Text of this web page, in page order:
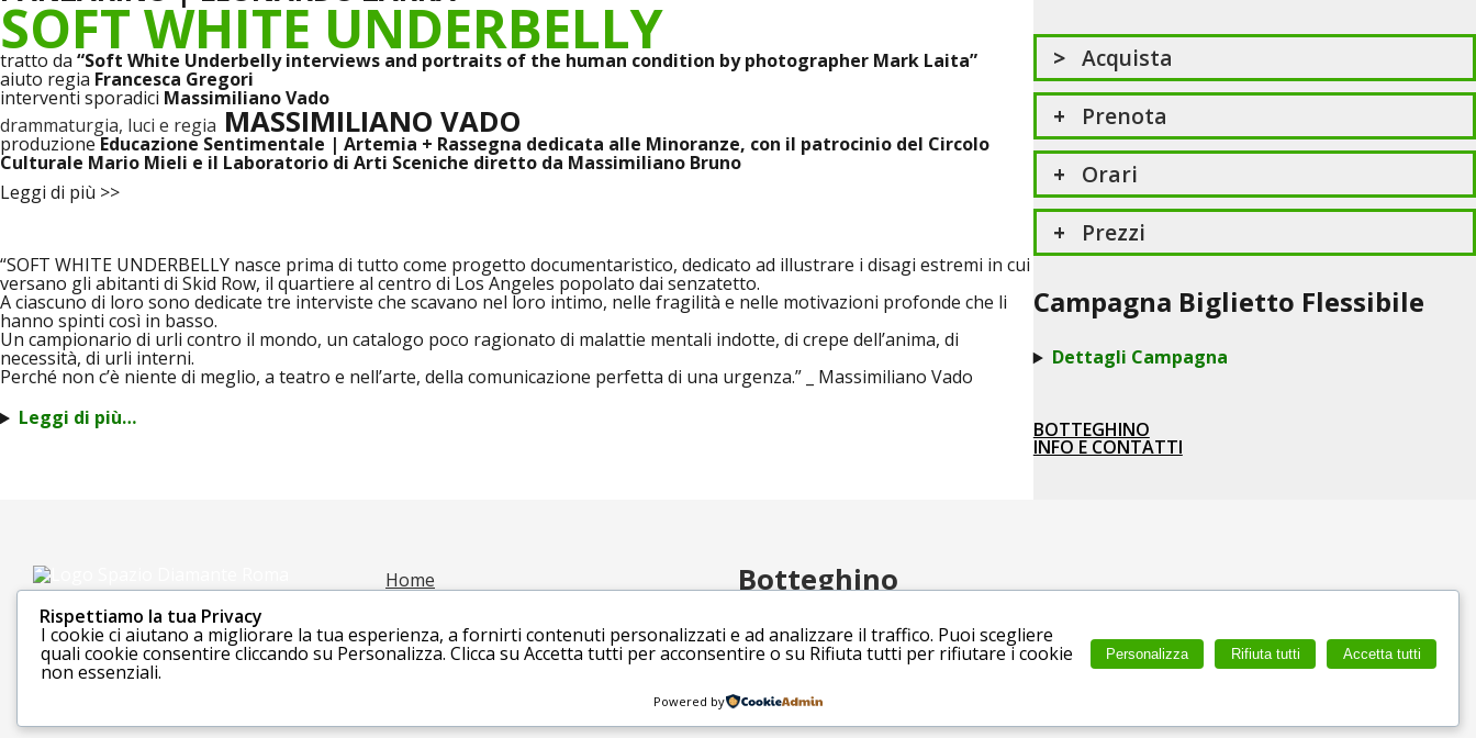
SOFT WHITE UNDERBELLY
tratto da “Soft White Underbelly interviews and portraits of the human condition by photographer Mark Laita”
aiuto regia Francesca Gregori
interventi sporadici Massimiliano Vado
drammaturgia, luci e regia MASSIMILIANO VADO
produzioneEducazione Sentimentale | Artemia + Rassegna dedicata alle Minoranze, con il patrocinio del Circolo
Culturale Mario Mieli e il Laboratorio di Arti Sceniche diretto da Massimiliano Bruno
Leggi di più >>
“SOFT WHITE UNDERBELLY nasce prima di tutto come progetto documentaristico, dedicato ad illustrare i disagi estremi in cui
versano gli abitanti di Skid Row, il quartiere al centro di Los Angeles popolato dai senzatetto.
A ciascuno di loro sono dedicate tre interviste che scavano nel loro intimo, nelle fragilità e nelle motivazioni profonde che li
hanno spinti così in basso.
Un campionario di urli contro il mondo, un catalogo poco ragionato di malattie mentali indotte, di crepe dell’anima, di
necessità, di urli interni.
Perché non c’è niente di meglio, a teatro e nell’arte, della comunicazione perfetta di una urgenza.” _ Massimiliano Vado
Leggi di più…
Acquista
Prenota
Orari
Prezzi
Campagna Biglietto Flessibile
Dettagli Campagna
BOTTEGHINO
INFO E CONTATTI
Rispettiamo la tua Privacy
I cookie ci aiutano a migliorare la tua esperienza, a fornirti contenuti personalizzati e ad analizzare il traffico. Puoi scegliere
quali cookie consentire cliccando su Personalizza. Clicca su Accetta tutti per acconsentire o su Rifiuta tutti per rifiutare i cookie
non essenziali.
Personalizza Rifiuta tutti Accetta tutti
Powered by
Home
VIOLA PRODUZIONI SRL TRASPARENZA
Contatti
Botteghino
WHATSAPP+39 345 1474533
Via Prenestina, 230/B 00176 Roma RM